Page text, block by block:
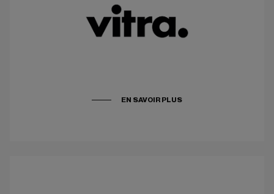
EN SAVOIR PLUS